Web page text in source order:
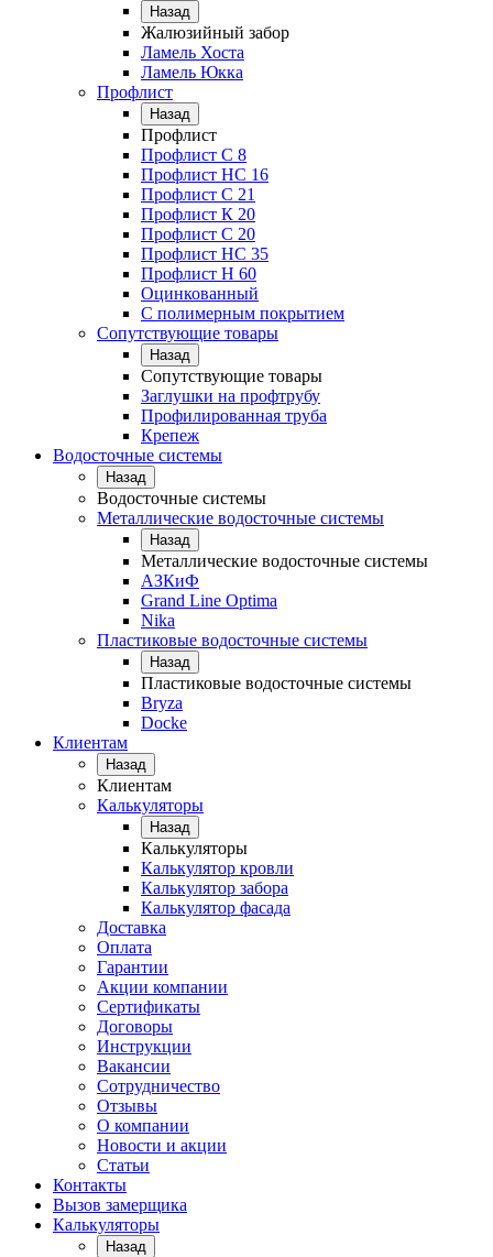
Назад
Жалюзийный забор
Ламель Хоста
Ламель Юкка
Профлист
Назад
Профлист
Профлист С 8
Профлист НС 16
Профлист C 21
Профлист К 20
Профлист С 20
Профлист НС 35
Профлист Н 60
Оцинкованный
С полимерным покрытием
Сопутствующие товары
Назад
Сопутствующие товары
Заглушки на профтрубу
Профилированная труба
Крепеж
Водосточные системы
Назад
Водосточные системы
Металлические водосточные системы
Назад
Металлические водосточные системы
АЗКиФ
Grand Line Optima
Nika
Пластиковые водосточные системы
Назад
Пластиковые водосточные системы
Bryza
Docke
Клиентам
Назад
Клиентам
Калькуляторы
Назад
Калькуляторы
Калькулятор кровли
Калькулятор забора
Калькулятор фасада
Доставка
Оплата
Гарантии
Акции компании
Сертификаты
Договоры
Инструкции
Вакансии
Сотрудничество
Отзывы
О компании
Новости и акции
Статьи
Контакты
Вызов замерщика
Калькуляторы
Назад